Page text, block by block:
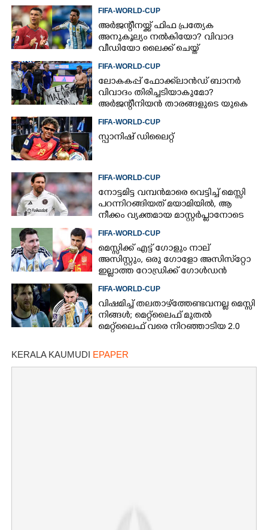
FIFA-WORLD-CUP
അർജന്റീനയ്ക്ക് ഫിഫ പ്രത്യേക
അനുകൂല്യം നൽകിയോ? വിവാദ
വീഡിയോ ലൈക്ക് ചെയ്ത്
FIFA-WORLD-CUP
ലോകകപ്പ് ഫോക്ക്‌ലാൻഡ് ബാനർ
വിവാദം തിരിച്ചടിയാകുമോ?
അർജന്റീനിയൻ താരങ്ങളുടെ യുകെ
FIFA-WORLD-CUP
സ്പാനിഷ് ഡിലൈറ്റ്
FIFA-WORLD-CUP
നോട്ടമിട്ട വമ്പന്‍മാരെ വെട്ടിച്ച് മെസ്സി
പറന്നിറങ്ങിയത് മയാമിയില്‍, ആ
നീക്കം വ്യക്തമായ മാസ്റ്റര്‍പ്ലാനോടെ
FIFA-WORLD-CUP
മെസ്സിക്ക് എട്ട് ഗോളും നാല്
അസിസ്റ്റും, ഒരു ഗോളോ അസിസ്‌റ്റോ
ഇല്ലാത്ത റോഡ്രിക്ക് ഗോള്‍ഡന്‍
FIFA-WORLD-CUP
വിഷമിച്ച് തലതാഴ്‌ത്തേണ്ടവനല്ല മെസ്സി
നിങ്ങള്‍; മെറ്റ്‌ലൈഫ് മുതല്‍
മെറ്റ്‌ലൈഫ് വരെ നിറഞ്ഞാടിയ 2.0
KERALA KAUMUDI EPAPER
Share this link
Copy Link